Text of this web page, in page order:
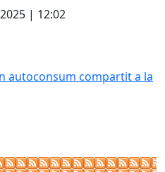
| 12:02
compartit a la nau